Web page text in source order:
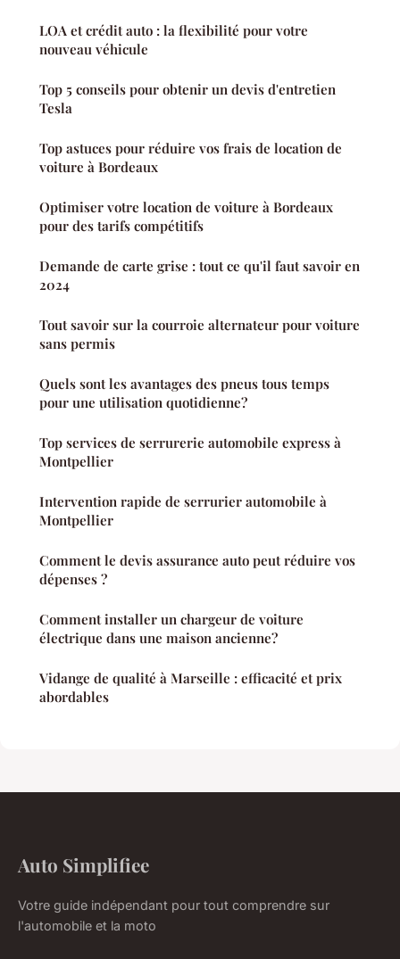
LOA et crédit auto : la flexibilité pour votre
nouveau véhicule
Top 5 conseils pour obtenir un devis d'entretien
Tesla
Top astuces pour réduire vos frais de location de
voiture à Bordeaux
Optimiser votre location de voiture à Bordeaux
pour des tarifs compétitifs
Demande de carte grise : tout ce qu'il faut savoir en
2024
Tout savoir sur la courroie alternateur pour voiture
sans permis
Quels sont les avantages des pneus tous temps
pour une utilisation quotidienne?
Top services de serrurerie automobile express à
Montpellier
Intervention rapide de serrurier automobile à
Montpellier
Comment le devis assurance auto peut réduire vos
dépenses ?
Comment installer un chargeur de voiture
électrique dans une maison ancienne?
Vidange de qualité à Marseille : efficacité et prix
abordables
Auto Simplifiee
Votre guide indépendant pour tout comprendre sur
l'automobile et la moto